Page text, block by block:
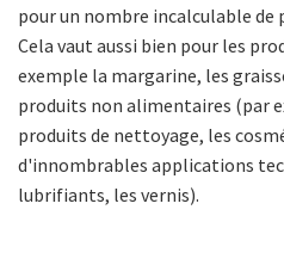
pour un nombre incalculable de
Cela vaut aussi bien pour les
exemple la margarine, les
produits non alimentaires (par
produits de nettoyage, les
d'innombrables applications
lubrifiants, les vernis).